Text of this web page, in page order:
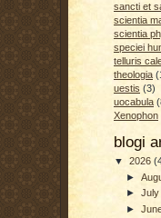
sancti et
scientia
scientia
speciei
telluris
theologia
uestis (3)
uocabula
Xenophon
blogi
▼ 2026
►
►
►